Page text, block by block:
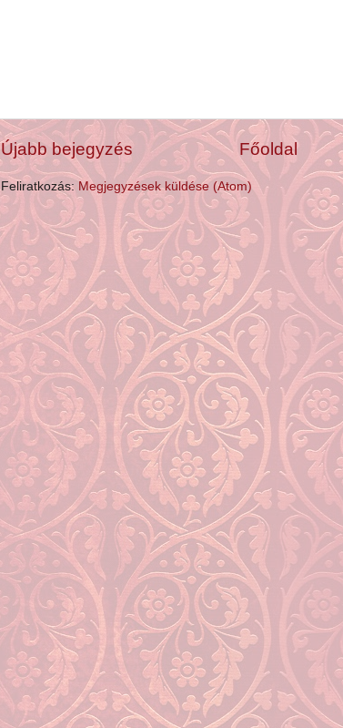
Újabb bejegyzés Főoldal
Feliratkozás: Megjegyzések küldése (Atom)